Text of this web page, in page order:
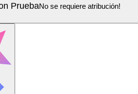
PruebaNo se requiere atribución!